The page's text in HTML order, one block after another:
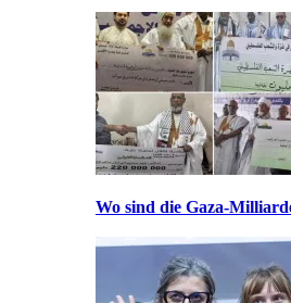
Wo sind die Gaza-